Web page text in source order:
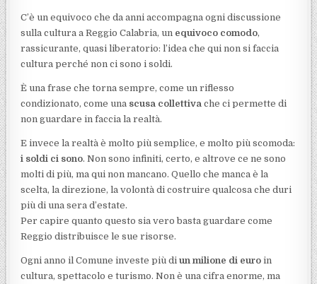
C’è un equivoco che da anni accompagna ogni discussione
sulla cultura a Reggio Calabria, un equivoco comodo,
rassicurante, quasi liberatorio: l’idea che qui non si faccia
cultura perché non ci sono i soldi.
È una frase che torna sempre, come un riflesso
condizionato, come una scusa collettiva che ci permette di
non guardare in faccia la realtà.
E invece la realtà è molto più semplice, e molto più scomoda:
i soldi ci sono. Non sono infiniti, certo, e altrove ce ne sono
molti di più, ma qui non mancano. Quello che manca è la
scelta, la direzione, la volontà di costruire qualcosa che duri
più di una sera d’estate.
Per capire quanto questo sia vero basta guardare come
Reggio distribuisce le sue risorse.
Ogni anno il Comune investe più diun milione di euro in
cultura, spettacolo e turismo. Non è una cifra enorme, ma